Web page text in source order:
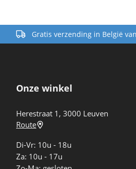
Gratis verzending in België
Onze winkel
Herestraat 1, 3000 Leuven
Route
Di-Vr: 10u - 18u
Za: 10u - 17u